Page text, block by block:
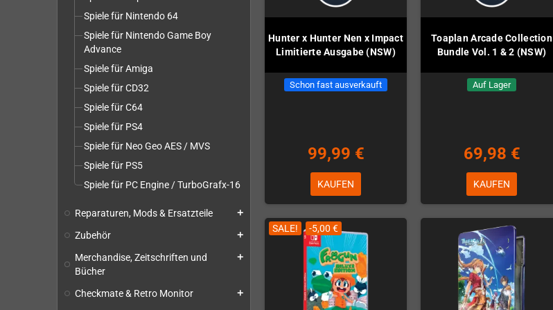
Spiele für Nintendo 64
Spiele für Nintendo Game Boy
Advance
Spiele für Amiga
Spiele für CD32
Spiele für C64
Spiele für PS4
Spiele für Neo Geo AES / MVS
Spiele für PS5
Spiele für PC Engine / TurboGrafx-16
Reparaturen, Mods & Ersatzteile add
Zubehör add
Merchandise, Zeitschriften und
Bücher
add
Checkmate & Retro Monitor add
Hunter x Hunter Nen x Impact
Limitierte Ausgabe (NSW)
Schon fast ausverkauft
99,99 €
KAUFEN
Toaplan Arcade Collection
Bundle Vol. 1 & 2 (NSW)
Auf Lager
69,98 €
KAUFEN
SALE! -5,00 €